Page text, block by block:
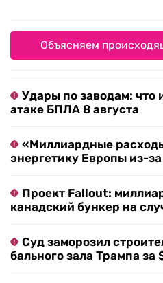
Объясняем
Удары по заводам: что
атаке БПЛА 8 августа
«Миллиардные
энергетику Европы из-
Проект Fallout:
канадский бункер на
Суд заморозил
бального зала Трампа за